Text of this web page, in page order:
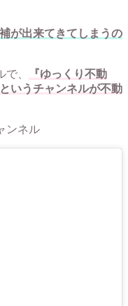
が出来てきてしまうの
、
『ゆっくり不動
いうチャンネルが不動
ンネル